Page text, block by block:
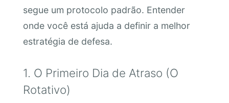
segue um protocolo padrão. Entender
onde você está ajuda a definir a melhor
estratégia de defesa.
1. O Primeiro Dia de Atraso (O
Rotativo)